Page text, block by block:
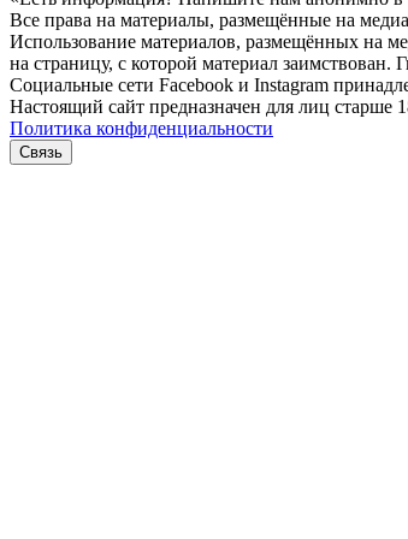
Все права на материалы, размещённые на
Использование материалов, размещённых на
на страницу, с которой материал
Социальные сети Facebook и Instagram
Настоящий сайт предназначен для лиц старше
Политика конфиденциальности
Связь